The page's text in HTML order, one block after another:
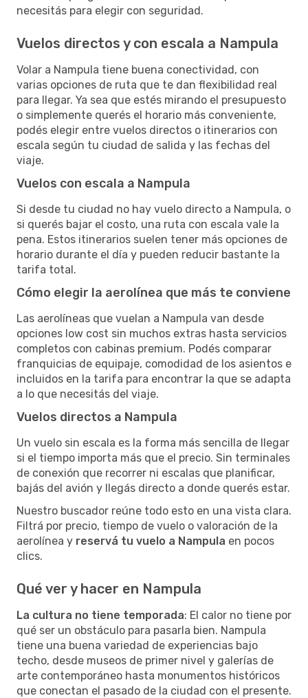
necesitás para elegir con seguridad.
Vuelos directos y con escala a Nampula
Volar a Nampula tiene buena conectividad, con
varias opciones de ruta que te dan flexibilidad real
para llegar. Ya sea que estés mirando el presupuesto
o simplemente querés el horario más conveniente,
podés elegir entre vuelos directos o itinerarios con
escala según tu ciudad de salida y las fechas del
viaje.
Vuelos con escala a Nampula
Si desde tu ciudad no hay vuelo directo a Nampula, o
si querés bajar el costo, una ruta con escala vale la
pena. Estos itinerarios suelen tener más opciones de
horario durante el día y pueden reducir bastante la
tarifa total.
Cómo elegir la aerolínea que más te conviene
Las aerolíneas que vuelan a Nampula van desde
opciones low cost sin muchos extras hasta servicios
completos con cabinas premium. Podés comparar
franquicias de equipaje, comodidad de los asientos e
incluidos en la tarifa para encontrar la que se adapta
a lo que necesitás del viaje.
Vuelos directos a Nampula
Un vuelo sin escala es la forma más sencilla de llegar
si el tiempo importa más que el precio. Sin terminales
de conexión que recorrer ni escalas que planificar,
bajás del avión y llegás directo a donde querés estar.
Nuestro buscador reúne todo esto en una vista clara.
Filtrá por precio, tiempo de vuelo o valoración de la
aerolínea y reservá tu vuelo a Nampula en pocos
clics.
Qué ver y hacer en Nampula
La cultura no tiene temporada: El calor no tiene por
qué ser un obstáculo para pasarla bien. Nampula
tiene una buena variedad de experiencias bajo
techo, desde museos de primer nivel y galerías de
arte contemporáneo hasta monumentos históricos
que conectan el pasado de la ciudad con el presente.